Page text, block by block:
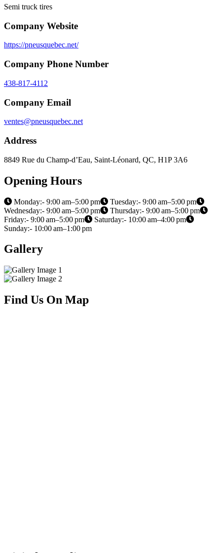
Semi truck tires
Company Website
https://pneusquebec.net/
Company Phone Number
438-817-4112
Company Email
ventes@pneusquebec.net
Address
8849 Rue du Champ-d’Eau, Saint-Léonard, QC, H1P 3A6
Opening Hours
Monday:- 9:00 am–5:00 pm
Tuesday:- 9:00 am–5:00 pm
Wednesday:- 9:00 am–5:00 pm
Thursday:- 9:00 am–5:00 pm
Friday:- 9:00 am–5:00 pm
Saturday:- 10:00 am–4:00 pm
Sunday:- 10:00 am–1:00 pm
Gallery
Find Us On Map